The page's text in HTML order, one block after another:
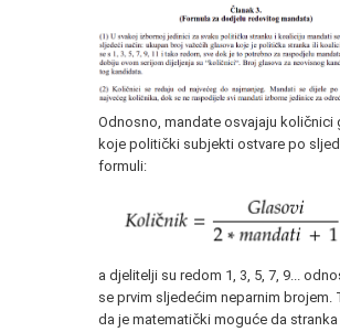
Odnosno, mandate osvajaju količnici
koje politički subjekti ostvare po
formuli:
a djelitelji su redom 1, 3, 5, 7, 9...
se prvim sljedećim neparnim brojem.
da je matematički moguće da